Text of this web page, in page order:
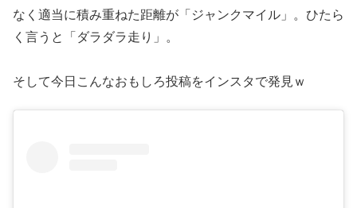
なく適当に積み重ねた距離が「ジャンクマイル」。ひたら
く言うと「ダラダラ走り」。
そして今日こんなおもしろ投稿をインスタで発見ｗ